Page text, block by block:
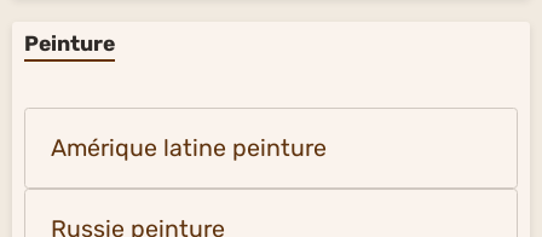
Peinture
Amérique latine peinture
Russie peinture